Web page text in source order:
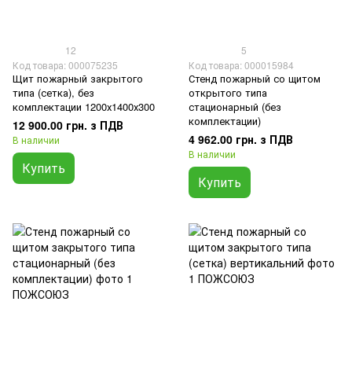
12
Код товара: 000075235
Щит пожарный закрытого
типа (сетка), без
комплектации 1200х1400х300
12 900.00 грн. з ПДВ
В наличии
Купить
5
Код товара: 000015984
Стенд пожарный со щитом
открытого типа
стационарный (без
комплектации)
4 962.00 грн. з ПДВ
В наличии
Купить